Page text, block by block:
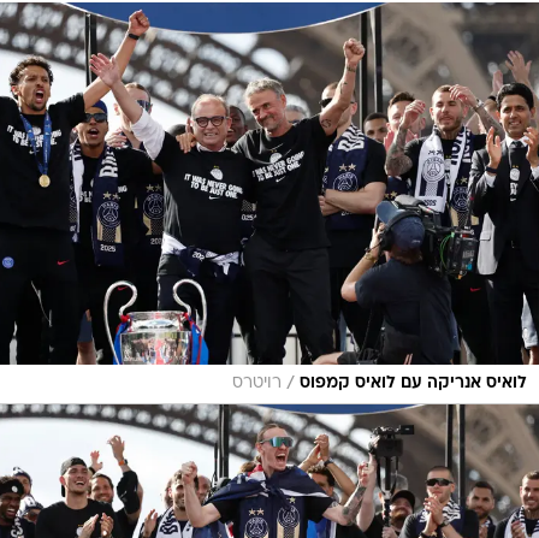
לואיס אנריקה עם לואיס קמפוס / רויטרס